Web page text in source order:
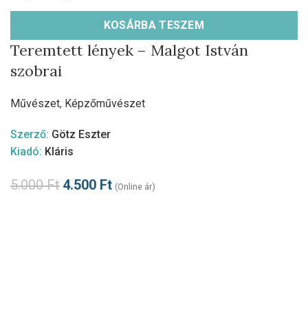
KOSÁRBA TESZEM
Teremtett lények – Malgot István
szobrai
Művészet, Képzőművészet
Szerző: Götz Eszter
Kiadó: Kláris
5.000Ft 4.500 Ft (Online ár)